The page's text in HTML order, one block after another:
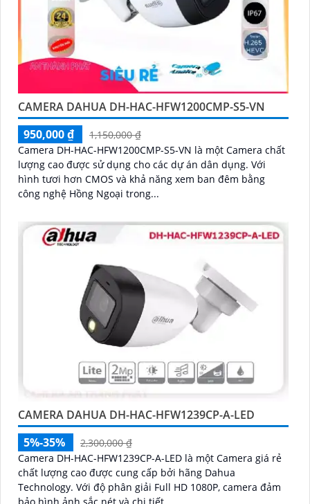
CAMERA DAHUA DH-HAC-HFW1200CMP-S5-VN
950,000 ₫
1,150,000 ₫
Camera DH-HAC-HFW1200CMP-S5-VN là một Camera chất
lượng cao được sử dụng cho các dự án dân dụng. Với
hình tươi hơn CMOS và khả năng xem ban đêm bằng
công nghệ Hồng Ngoại trong...
CAMERA DAHUA DH-HAC-HFW1239CP-A-LED
5%-35%
2,300,000 ₫
Camera DH-HAC-HFW1239CP-A-LED là một Camera giá rẻ
chất lượng cao được cung cấp bởi hãng Dahua
Technology. Với độ phân giải Full HD 1080P, camera đảm